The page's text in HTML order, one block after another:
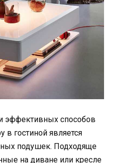
эффективных способов
в гостиной является
подушек. Подходяще
на диване или кресле